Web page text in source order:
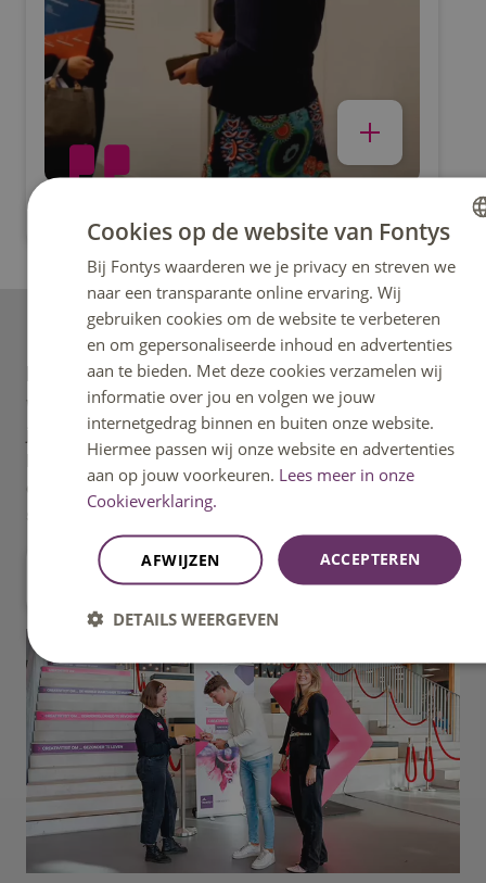
Bekijk al onze duale opleidingen
Kennismaken
Wil je weten welke opleidingen Fontys in huis heeft? Ben
je benieuwd wat voor studenten en docenten er op het
hbo rondlopen en alvast wat sfeerproeven? Dan
ontmoeten we je graag tijdens een van onze (online)
studiekeuze activiteiten.
naar overzicht met activiteiten
DUTCH
Cookies op de website van Fontys
Bij Fontys waarderen we je privacy en streven we
naar een transparante online ervaring. Wij
gebruiken cookies om de website te verbeteren
en om gepersonaliseerde inhoud en advertenties
aan te bieden. Met deze cookies verzamelen wij
informatie over jou en volgen we jouw
internetgedrag binnen en buiten onze website.
Hiermee passen wij onze website en advertenties
aan op jouw voorkeuren. Lees meer in onze
Cookieverklaring.
ACCEPTEREN
AFWIJZEN
DETAILS WEERGEVEN